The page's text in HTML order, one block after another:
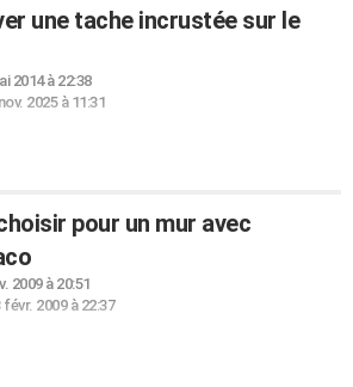
une tache incrustée sur le
2014 à 22:38
2025 à 11:31
pour un mur avec
2009 à 20:51
févr. 2009 à 22:37